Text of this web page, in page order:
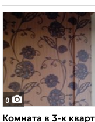
8
Комната в 3-к